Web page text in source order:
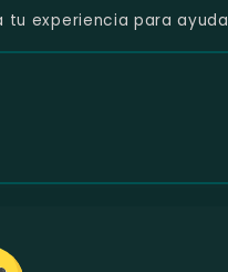
tu experiencia para